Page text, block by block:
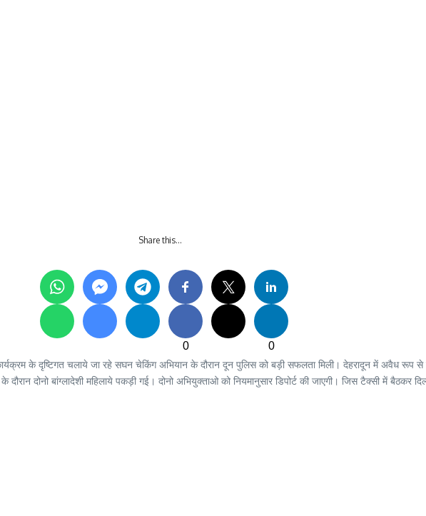
Share this…
0
0
के दृष्टिगत चलाये जा रहे सघन चेकिंग अभियान के दौरान दून पुलिस को बड़ी सफलता मिली। देहरादून में अवैध रूप से
दोनो बांग्लादेशी महिलाये पकड़ी गई। दोनो अभियुक्ताओ को नियमानुसार डिपोर्ट की जाएगी। जिस टैक्सी में बैठकर